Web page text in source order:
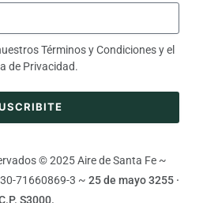
Términos y Condicionesy el
de Privacidad.
© 2025 Aire de Santa Fe ~
30-71660869-3 ~ 25 de mayo 3255 ·
S3000.